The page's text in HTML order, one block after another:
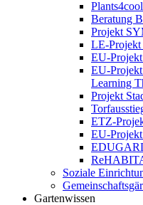
Beratung
Projekt
LE-Projekt
EU-
EU-
Learning
Projekt
ETZ-
EU-
Soziale
Gartenwissen